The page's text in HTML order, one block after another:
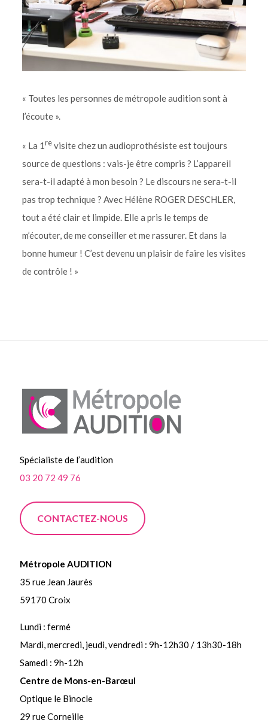
« Toutes les personnes de métropole audition sont à
l’écoute ».
« La 1revisite chez un audioprothésiste est toujours
source de questions : vais-je être compris ? L’appareil
sera-t-il adapté à mon besoin ? Le discours ne sera-t-il
pas trop technique ? Avec Hélène ROGER DESCHLER,
tout a été clair et limpide. Elle a pris le temps de
m’écouter, de me conseiller et me rassurer. Et dans la
bonne humeur ! C’est devenu un plaisir de faire les visites
de contrôle ! »
Spécialiste de l’audition
03 20 72 49 76
CONTACTEZ-NOUS
Métropole AUDITION
35 rue Jean Jaurès
59170 Croix
Lundi : fermé
Mardi, mercredi, jeudi, vendredi : 9h-12h30 / 13h30-18h
Samedi : 9h-12h
Centre de Mons-en-Barœul
Optique le Binocle
29 rue Corneille